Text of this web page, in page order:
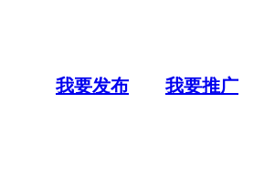
我要发布 我要推广